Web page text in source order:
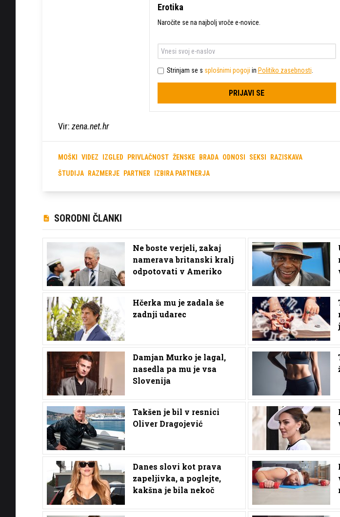
Erotika
Naročite se na najbolj vroče e-novice.
Strinjam se s splošnimi pogoji in Politiko zasebnosti
PRIJAVI SE
Vir: zena.net.hr
MOŠKI VIDEZ IZGLED PRIVLAČNOST ŽENSKE BRADA ODNOSI SEKSI RAZISKAVA
ŠTUDIJA RAZMERJE PARTNER IZBIRA PARTNERJA
SORODNI ČLANKI
Ne boste verjeli, zakaj
namerava britanski kralj
odpotovati v Ameriko
Hčerka mu je zadala še
zadnji udarec
Damjan Murko je lagal,
nasedla pa mu je vsa
Slovenija
Takšen je bil v resnici
Oliver Dragojević
Danes slovi kot prava
zapeljivka, a poglejte,
kakšna je bila nekoč